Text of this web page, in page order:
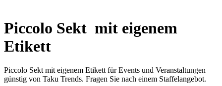
Piccolo Sekt mit eigenem
Etikett
Piccolo Sekt mit eigenem Etikett für Events und Veranstaltungen
günstig von Taku Trends. Fragen Sie nach einem Staffelangebot.